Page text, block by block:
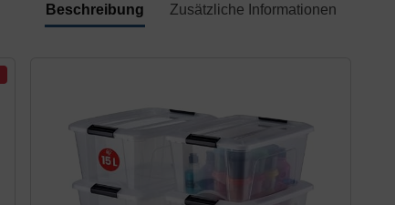
Beschreibung Zusätzliche Informationen